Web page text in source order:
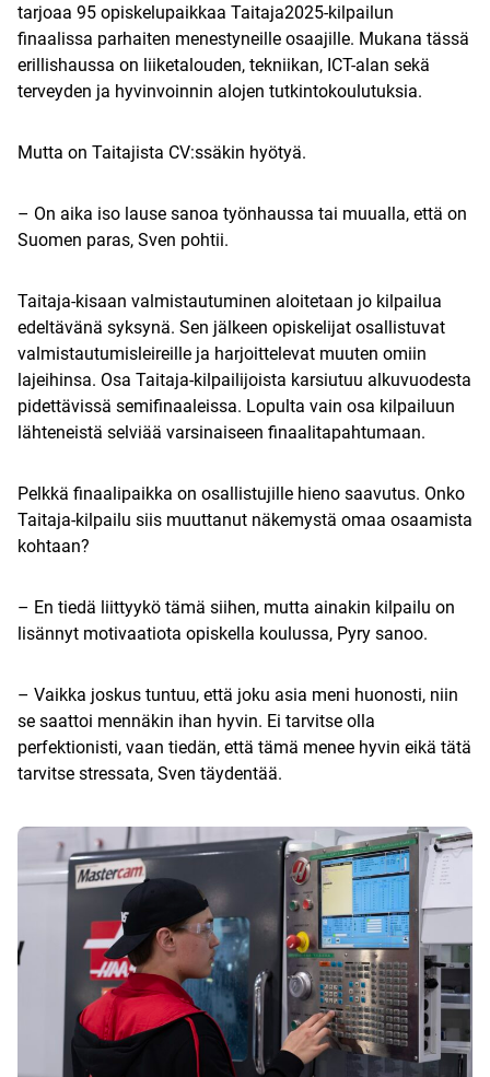
tarjoaa 95 opiskelupaikkaa Taitaja2025-kilpailun
finaalissa parhaiten menestyneille osaajille. Mukana tässä
erillishaussa on liiketalouden, tekniikan, ICT-alan sekä
terveyden ja hyvinvoinnin alojen tutkintokoulutuksia.
Mutta on Taitajista CV:ssäkin hyötyä.
– On aika iso lause sanoa työnhaussa tai muualla, että on
Suomen paras, Sven pohtii.
Taitaja-kisaan valmistautuminen aloitetaan jo kilpailua
edeltävänä syksynä. Sen jälkeen opiskelijat osallistuvat
valmistautumisleireille ja harjoittelevat muuten omiin
lajeihinsa. Osa Taitaja-kilpailijoista karsiutuu alkuvuodesta
pidettävissä semifinaaleissa. Lopulta vain osa kilpailuun
lähteneistä selviää varsinaiseen finaalitapahtumaan.
Pelkkä finaalipaikka on osallistujille hieno saavutus. Onko
Taitaja-kilpailu siis muuttanut näkemystä omaa osaamista
kohtaan?
– En tiedä liittyykö tämä siihen, mutta ainakin kilpailu on
lisännyt motivaatiota opiskella koulussa, Pyry sanoo.
– Vaikka joskus tuntuu, että joku asia meni huonosti, niin
se saattoi mennäkin ihan hyvin. Ei tarvitse olla
perfektionisti, vaan tiedän, että tämä menee hyvin eikä tätä
tarvitse stressata, Sven täydentää.